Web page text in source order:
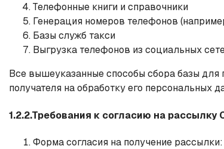
Телефонные книги и справочники
Генерация номеров телефонов
Базы служб такси
Выгрузка телефонов из социальных
Все вышеуказанные способы сбора базы
получателя на обработку его персональных
1.2.2.Требования к согласию на рассылку
Форма согласия на получение